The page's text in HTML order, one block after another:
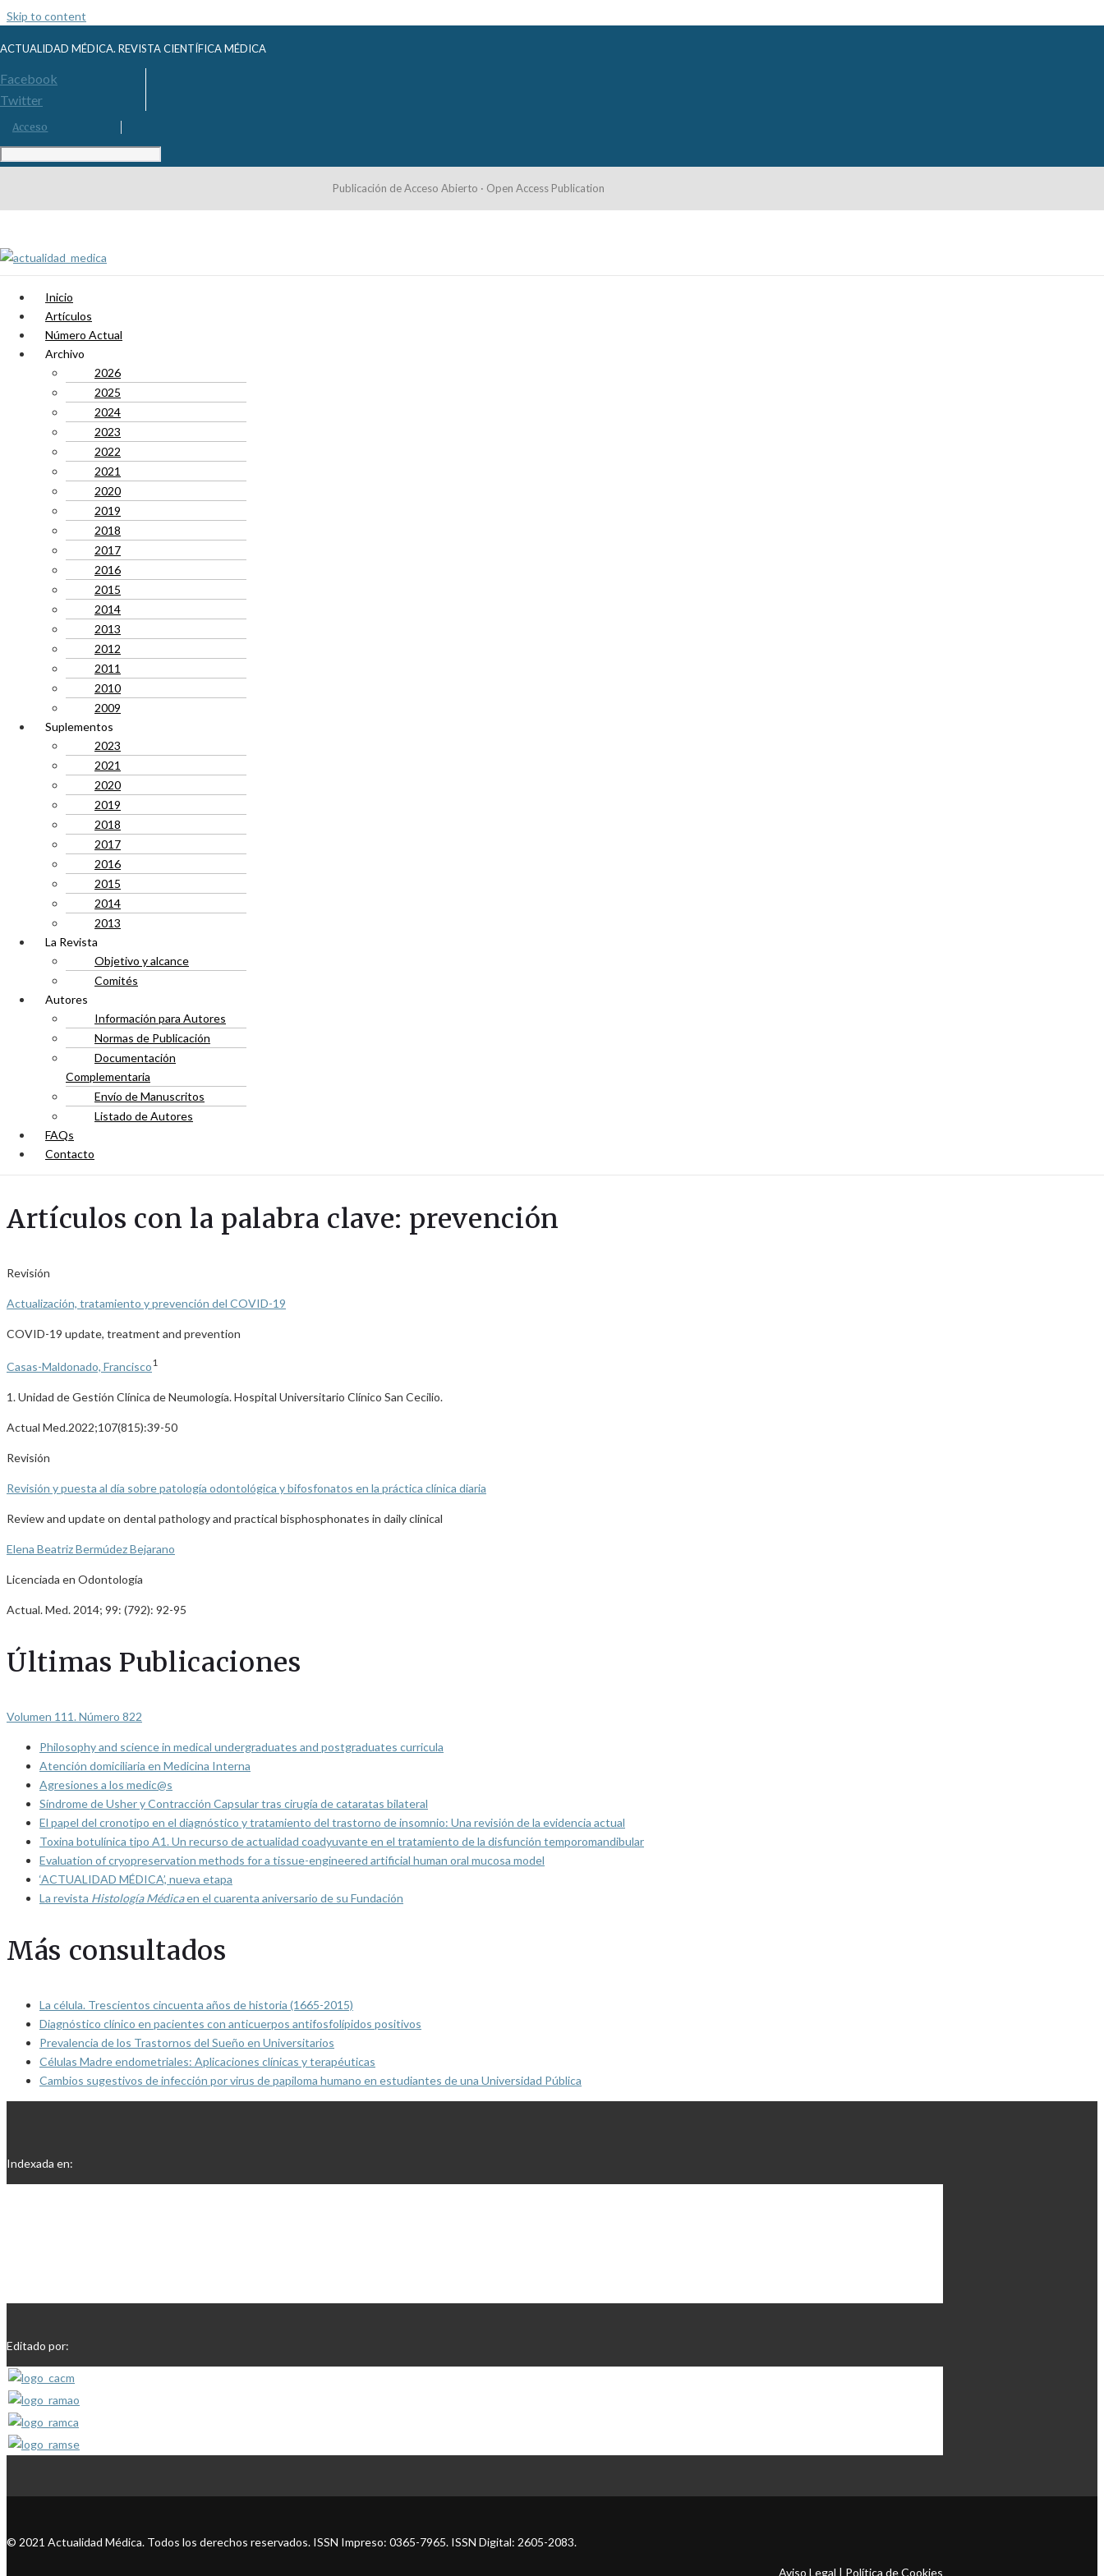
Skip to content
ACTUALIDAD MÉDICA. REVISTA CIENTÍFICA MÉDICA
Facebook
Twitter
Acceso
Publicación de Acceso Abierto · Open Access Publication
Inicio
Artículos
Número Actual
Archivo
2026
2025
2024
2023
2022
2021
2020
2019
2018
2017
2016
2015
2014
2013
2012
2011
2010
2009
Suplementos
2023
2021
2020
2019
2018
2017
2016
2015
2014
2013
La Revista
Objetivo y alcance
Comités
Autores
Información para Autores
Normas de Publicación
Documentación
Complementaria
Envío de Manuscritos
Listado de Autores
FAQs
Contacto
Artículos con la palabra clave: prevención
Revisión
Actualización, tratamiento y prevención del COVID-19
COVID-19 update, treatment and prevention
Casas-Maldonado, Francisco1
1. Unidad de Gestión Clínica de Neumología. Hospital Universitario Clínico San Cecilio.
Actual Med.2022;107(815):39-50
Revisión
Revisión y puesta al día sobre patología odontológica y bifosfonatos en la práctica clínica diaria
Review and update on dental pathology and practical bisphosphonates in daily clinical
Elena Beatriz Bermúdez Bejarano
Licenciada en Odontología
Actual. Med. 2014; 99: (792): 92-95
Últimas Publicaciones
Volumen 111. Número 822
Philosophy and science in medical undergraduates and postgraduates curricula
Atención domiciliaria en Medicina Interna
Agresiones a los medic@s
Síndrome de Usher y Contracción Capsular tras cirugía de cataratas bilateral
El papel del cronotipo en el diagnóstico y tratamiento del trastorno de insomnio: Una revisión de la evidencia actual
Toxina botulínica tipo A1. Un recurso de actualidad coadyuvante en el tratamiento de la disfunción temporomandibular
Evaluation of cryopreservation methods for a tissue-engineered artificial human oral mucosa model
‘ACTUALIDAD MÉDICA’, nueva etapa
La revista Histología Médicaen el cuarenta aniversario de su Fundación
Más consultados
La célula. Trescientos cincuenta años de historia (1665-2015)
Diagnóstico clínico en pacientes con anticuerpos antifosfolípidos positivos
Prevalencia de los Trastornos del Sueño en Universitarios
Células Madre endometriales: Aplicaciones clínicas y terapéuticas
Cambios sugestivos de infección por virus de papiloma humano en estudiantes de una Universidad Pública
Indexada en:
Editado por:
© 2021 Actualidad Médica. Todos los derechos reservados. ISSN Impreso: 0365-7965. ISSN Digital: 2605-2083.
Aviso Legal | Política de Cookies